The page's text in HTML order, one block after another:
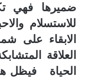
ضميرها فهي
للاستسلام
الابقاء على
العلاقة
الحياة فيظل